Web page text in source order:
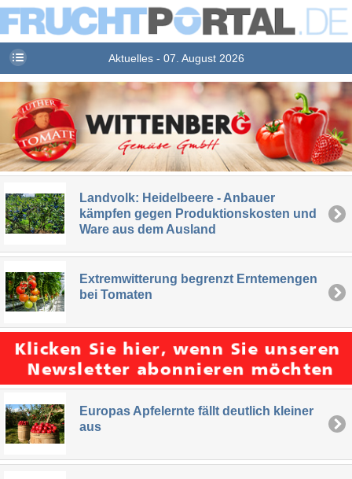
Aktuelles - 07. August 2026
Landvolk: Heidelbeere - Anbauer
kämpfen gegen Produktionskosten und
Ware aus dem Ausland
Extremwitterung begrenzt Erntemengen
bei Tomaten
Europas Apfelernte fällt deutlich kleiner
aus